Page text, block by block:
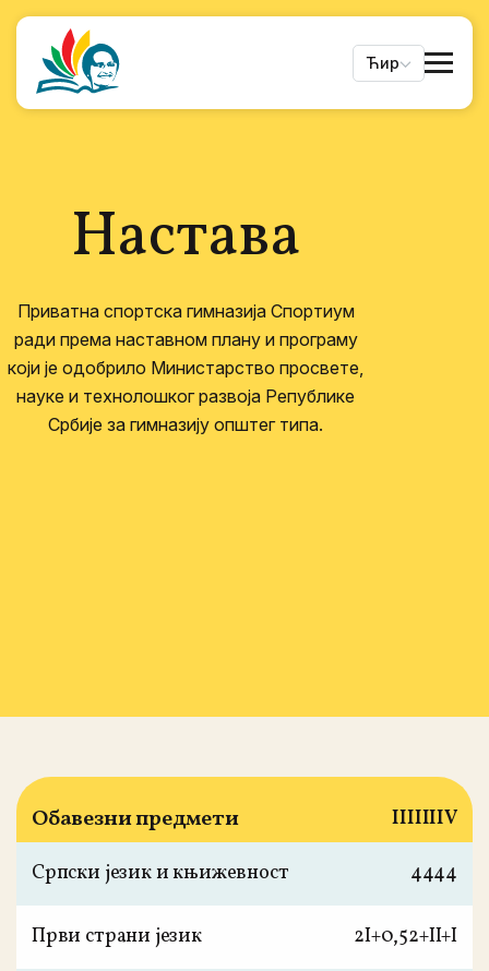
Ћир
Настава
Приватна спортска гимназија Спортиум
ради према наставном плану и програму
који је одобрило Министарство просвете,
науке и технолошког развоја Републике
Србије за гимназију општег типа.
Обавезни предмети IIIIIIIV
Српски језик и књижевност
4444
Први страни језик 2I+0,52+II+I